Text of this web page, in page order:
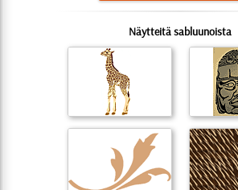
Näytteitä sabluunoista